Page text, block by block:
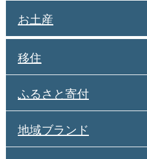
お土産
移住
ふるさと寄付
地域ブランド